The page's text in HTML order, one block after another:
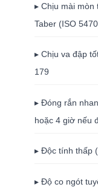
▸ Chịu mài
Taber (ISO
▸ Chịu va đập
179
▸ Đóng rắn
hoặc 4 giờ nếu
▸ Độc tính thấp
▸ Độ co ngót